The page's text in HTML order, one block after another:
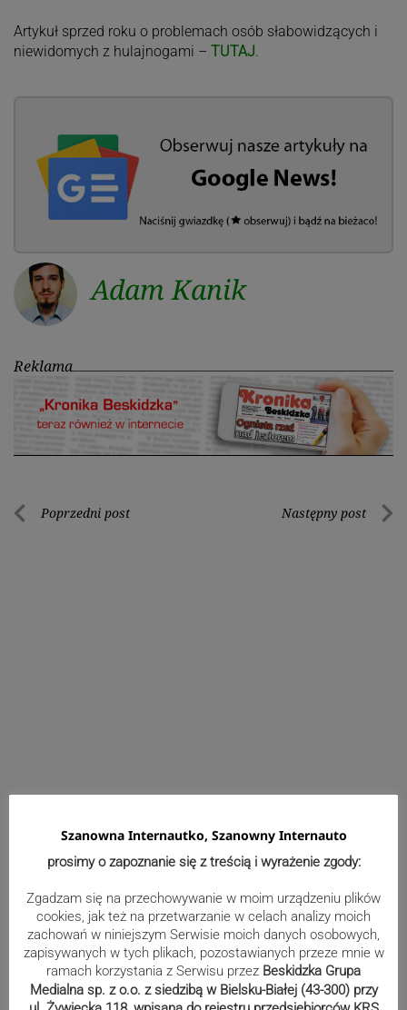
Artykuł sprzed roku o problemach osób słabowidzących i
niewidomych z hulajnogami – TUTAJ.
Adam Kanik
Reklama
Nawigacja
Poprzedni post Następny post
Efektowne międzynarodowe
ćwiczenia nad Jeziorem Żywieckim.
Zobacz niezwykłe zdjęcia
Koło z widokiem na miasto i Beskidy
Szanowna Internautko, Szanowny Internauto
prosimy o zapoznanie się z treścią i wyrażenie zgody:
Zgadzam się na przechowywanie w moim urządzeniu plików
cookies, jak też na przetwarzanie w celach analizy moich
zachowań w niniejszym Serwisie moich danych osobowych,
zapisywanych w tych plikach, pozostawianych przeze mnie w
ramach korzystania z Serwisu przez Beskidzka Grupa
Medialna sp. z o.o. z siedzibą w Bielsku-Białej (43-300) przy